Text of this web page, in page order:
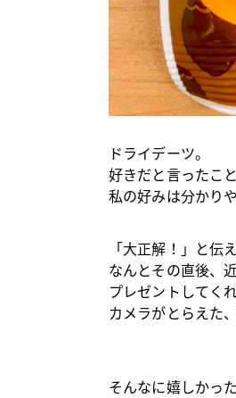
ドライデーツ。
好きだと言ったこ
私の好みは分かり
「大正解！」と伝
なんとその直後、
プレゼントしてく
カメラがとらえた
そんなに嬉しかっ